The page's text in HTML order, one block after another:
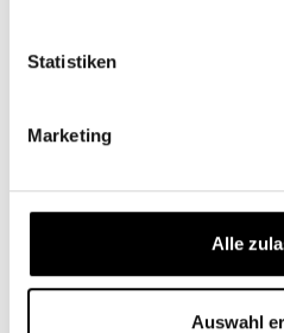
Statistiken
Marketing
Alle
Auswahl
IKEA